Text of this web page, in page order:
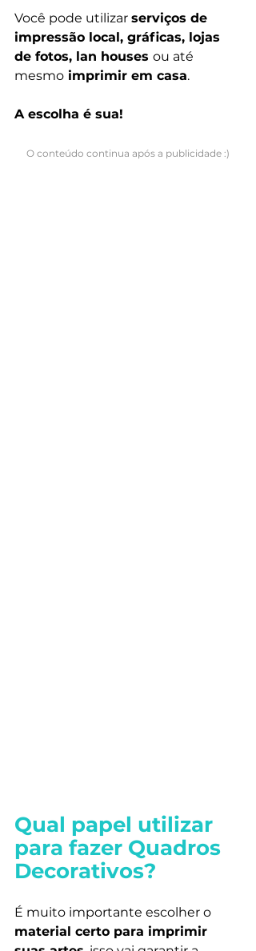
Você pode utilizar serviços de
impressão local, gráficas, lojas
de fotos, lan houses ou até
mesmo imprimir em casa.
A escolha é sua!
O conteúdo continua após a publicidade :)
Qual papel utilizar
para fazer Quadros
Decorativos?
É muito importante escolher o
material certo para imprimir